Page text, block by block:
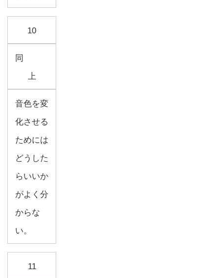
10
同
上
音色を変
化させる
ためには
どうした
らいいか
がよく分
からな
い。
11